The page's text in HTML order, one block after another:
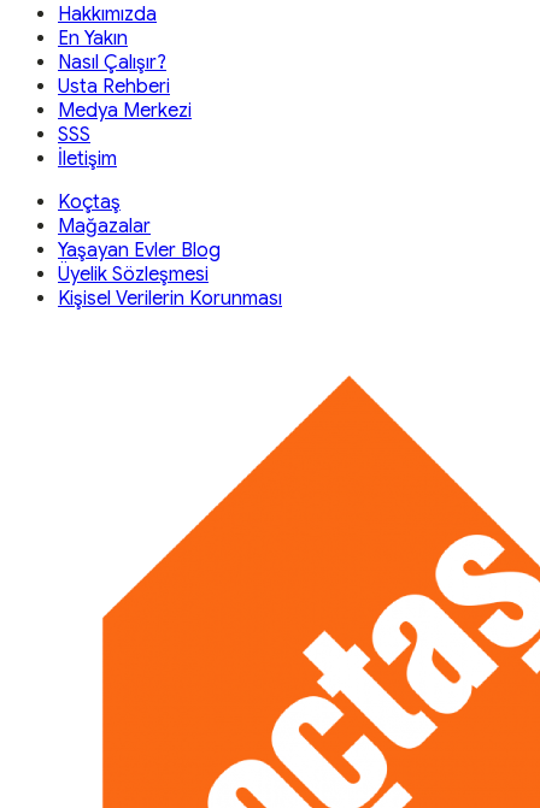
Hakkımızda
En Yakın
Nasıl Çalışır?
Usta Rehberi
Medya Merkezi
SSS
İletişim
Koçtaş
Mağazalar
Yaşayan Evler Blog
Üyelik Sözleşmesi
Kişisel Verilerin Korunması